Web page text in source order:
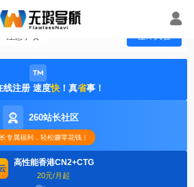
注意事项 立即入驻
线注册 速度快 ！真省事！
260站长社区
专属福利，轻松赚零花钱！
高性能香港CN2+CTG
20元/月起